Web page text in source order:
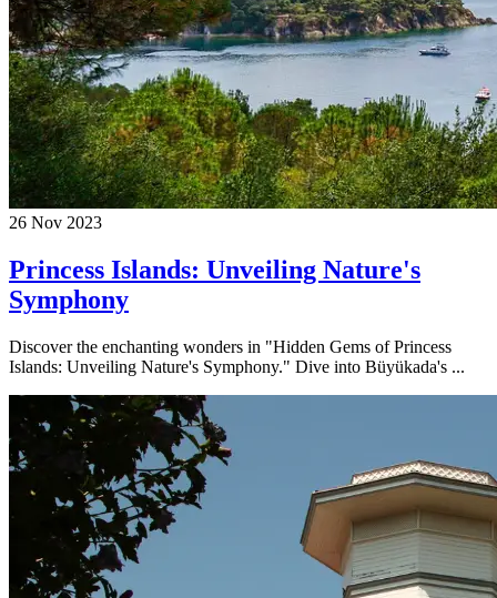
26 Nov 2023
Princess Islands: Unveiling Nature's
Symphony
Discover the enchanting wonders in "Hidden Gems of Princess
Islands: Unveiling Nature's Symphony." Dive into Büyükada's ...